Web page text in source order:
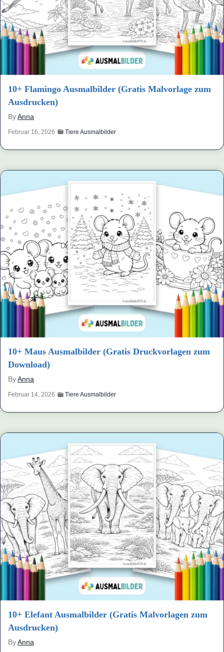
10+ Flamingo Ausmalbilder (Gratis Malvorlage zum
Ausdrucken)
ByAnna
Februar 16, 2026 Tiere Ausmalbilder
10+ Maus Ausmalbilder (Gratis Druckvorlagen zum
Download)
ByAnna
Februar 14, 2026 Tiere Ausmalbilder
10+ Elefant Ausmalbilder (Gratis Malvorlagen zum
Ausdrucken)
ByAnna